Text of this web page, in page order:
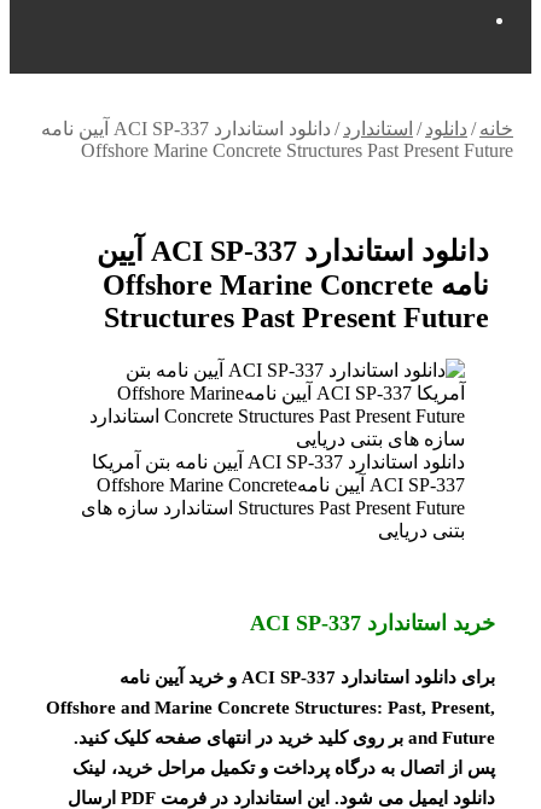
برایخانه / دانلود / استاندارد /
دانلود استاندارد ACI SP-337 آیین نامه
Offshore Marine Concrete Structures Past Present Future
دانلود استاندارد ACI SP-337 آیین
نامه Offshore Marine Concrete
Structures Past Present Future
دانلود استاندارد ACI SP-337 آیین نامه بتن آمریکا
ACI SP-337 آیین نامهOffshore Marine Concrete
Structures Past Present Future استاندارد سازه های
بتنی دریایی
خرید استاندارد ACI SP-337
برای دانلود استاندارد ACI SP-337 و خرید آیین نامه
Offshore and Marine Concrete Structures: Past, Present,
and Future بر روی کلید خرید در انتهای صفحه کلیک کنید.
پس از اتصال به درگاه پرداخت و تکمیل مراحل خرید، لینک
دانلود ایمیل می شود. این استاندارد در فرمت PDF ارسال